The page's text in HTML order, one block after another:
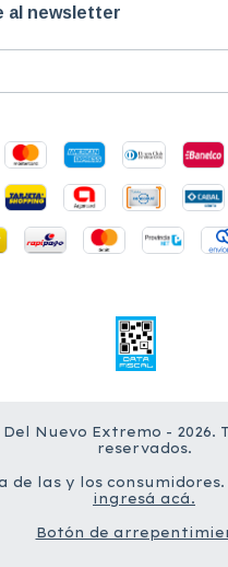
al newsletter
Nuevo Extremo - 2026.
reservados.
de las y los
ingresá acá.
Botón de